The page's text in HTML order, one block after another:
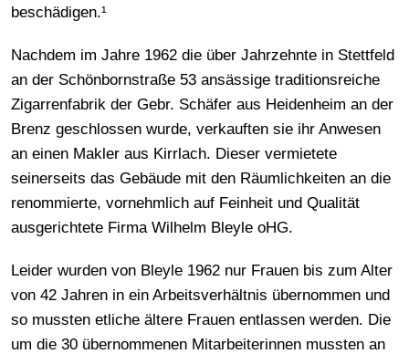
beschädigen.¹
Nachdem im Jahre 1962 die über Jahrzehnte in Stettfeld
an der Schönbornstraße 53 ansässige traditionsreiche
Zigarrenfabrik der Gebr. Schäfer aus Heidenheim an der
Brenz geschlossen wurde, verkauften sie ihr Anwesen
an einen Makler aus Kirrlach. Dieser vermietete
seinerseits das Gebäude mit den Räumlichkeiten an die
renommierte, vornehmlich auf Feinheit und Qualität
ausgerichtete Firma Wilhelm Bleyle oHG.
Leider wurden von Bleyle 1962 nur Frauen bis zum Alter
von 42 Jahren in ein Arbeitsverhältnis übernommen und
so mussten etliche ältere Frauen entlassen werden. Die
um die 30 übernommenen Mitarbeiterinnen mussten an